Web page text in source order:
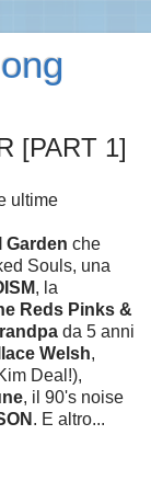
[PART 1]
ultime
Garden che
Souls, una
, la
Reds Pinks &
da 5 anni
Welsh,
Deal!),
, il 90's noise
. E altro...